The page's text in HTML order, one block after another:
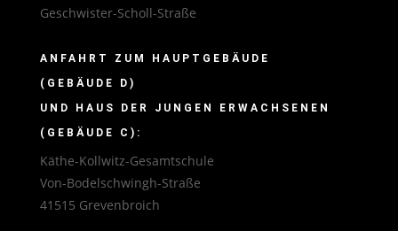
Geschwister-Scholl-Straße
ANFAHRT ZUM HAUPTGEBÄUDE
(GEBÄUDE D)
UND HAUS DER JUNGEN ERWACHSENEN
(GEBÄUDE C):
Käthe-Kollwitz-Gesamtschule
Von-Bodelschwingh-Straße
41515 Grevenbroich